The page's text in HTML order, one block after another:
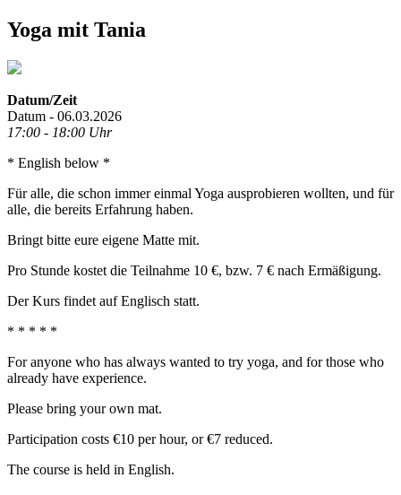
Yoga mit Tania
Datum/Zeit
Datum - 06.03.2026
17:00 - 18:00 Uhr
* English below *
Für alle, die schon immer einmal Yoga ausprobieren wollten, und für
alle, die bereits Erfahrung haben.
Bringt bitte eure eigene Matte mit.
Pro Stunde kostet die Teilnahme 10 €, bzw. 7 € nach Ermäßigung.
Der Kurs findet auf Englisch statt.
* * * * *
For anyone who has always wanted to try yoga, and for those who
already have experience.
Please bring your own mat.
Participation costs €10 per hour, or €7 reduced.
The course is held in English.